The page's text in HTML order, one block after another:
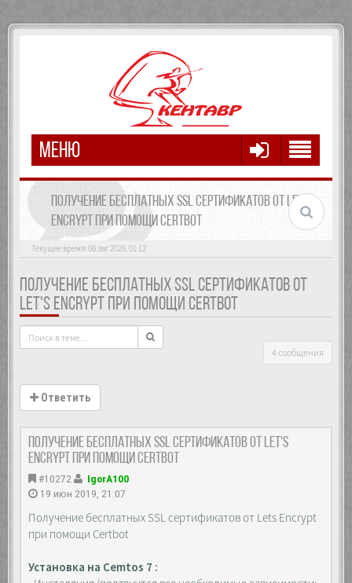
МЕНЮ
ПОЛУЧЕНИЕ БЕСПЛАТНЫХ SSL СЕРТИФИКАТОВ ОТ LET'S
ENCRYPT ПРИ ПОМОЩИ CERTBOT
Текущее время: 08 авг 2026, 01:12
ПОЛУЧЕНИЕ БЕСПЛАТНЫХ SSL СЕРТИФИКАТОВ ОТ
LET'S ENCRYPT ПРИ ПОМОЩИ CERTBOT
4 сообщения
Ответить
Получение бесплатных SSL сертификатов от Let's
Encrypt при помощи Certbot
#10272
IgorA100
19 июн 2019, 21:07
Получение бесплатных SSL сертификатов от Lets Encrypt
при помощи Certbot
Установка на Cemtos 7 :